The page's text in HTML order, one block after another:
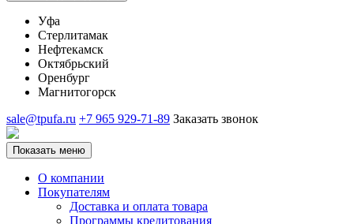
Уфа
Стерлитамак
Нефтекамск
Октябрьский
Оренбург
Магнитогорск
sale@tpufa.ru +7 965 929-71-89 Заказать звонок
Показать меню
О компании
Покупателям
Доставка и оплата товара
Программы кредитования